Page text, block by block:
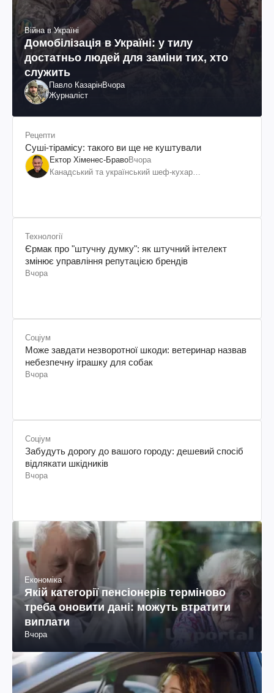
Війна в Україні
Домобілізація в Україні: у тилу
достатньо людей для заміни тих, хто
служить
Павло КазарінВчора
Журналіст
Рецепти
Суші-тірамісу: такого ви ще не куштували
Ектор Хіменес-БравоВчора
Канадський та український шеф-кухар
Технології
Єрмак про "штучну думку": як штучний інтелект
змінює управління репутацією брендів
Вчора
Соціум
Може завдати незворотної шкоди: ветеринар назвав
небезпечну іграшку для собак
Вчора
Соціум
Забудуть дорогу до вашого городу: дешевий спосіб
відлякати шкідників
Вчора
Економіка
Якій категорії пенсіонерів терміново
треба оновити дані: можуть втратити
виплати
Вчора